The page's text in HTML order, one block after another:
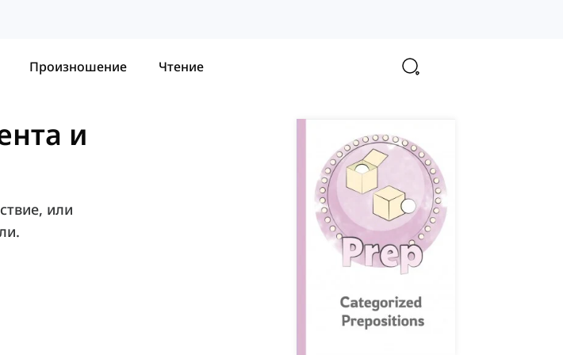
Произношение Чтение
и
или